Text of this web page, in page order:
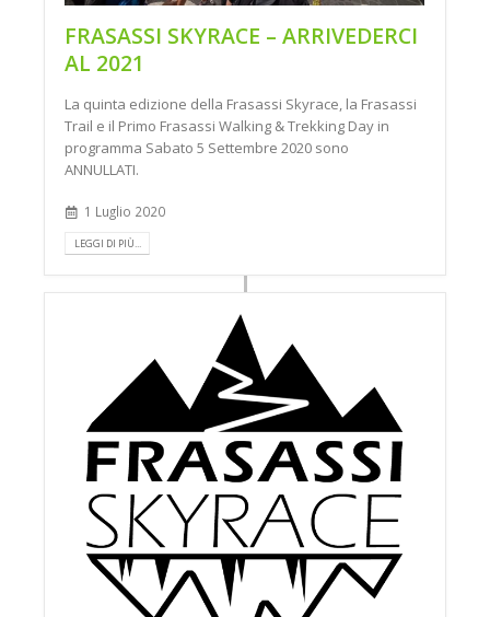
FRASASSI SKYRACE – ARRIVEDERCI
AL 2021
La quinta edizione della Frasassi Skyrace, la Frasassi
Trail e il Primo Frasassi Walking & Trekking Day in
programma Sabato 5 Settembre 2020 sono
ANNULLATI.
1 Luglio 2020
LEGGI DI PIÙ...